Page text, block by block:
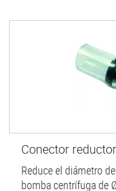
Conector reductor
Reduce el diámetro
bomba centrífuga de